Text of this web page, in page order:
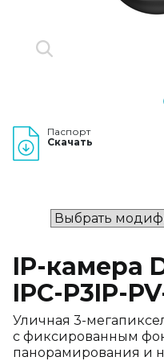
Паспорт
Скачать
IP-камера
IPC-P3IP-
Уличная 3-
с фиксированным
панорамирования и